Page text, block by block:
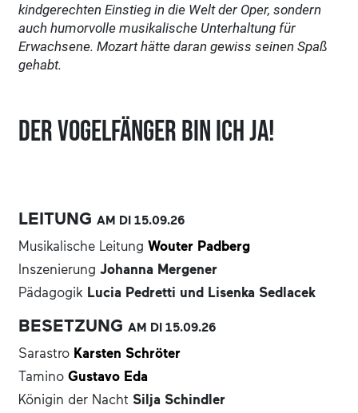
kindgerechten Einstieg in die Welt der Oper, sondern
auch humorvolle musikalische Unterhaltung für
Erwachsene. Mozart hätte daran gewiss seinen Spaß
gehabt.
Der Vogelfänger bin ich ja!
LEITUNGAM DI15.09.26
Musikalische Leitung Wouter Padberg
Inszenierung Johanna Mergener
Pädagogik Lucia Pedretti und Lisenka Sedlacek
BESETZUNGAM DI15.09.26
Sarastro Karsten Schröter
Tamino Gustavo Eda
Königin der Nacht Silja Schindler